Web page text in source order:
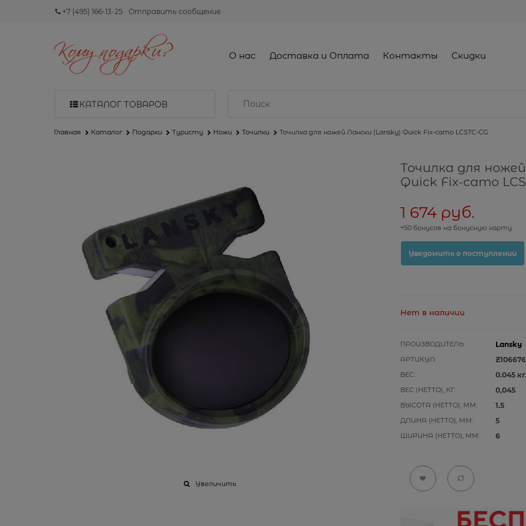
+7 (495) 166-13-25 Отправить сообщение
О нас Доставка и Оплата Контакты Скидки
КАТАЛОГ ТОВАРОВ
Главная Каталог Подарки Туристу Ножи Точилки Точилка для ножей Лански (Lansky) Quick Fix-camo LCSTC-CG
Увеличить
Точилка для
Quick Fix-camo
1 674 руб.
+50 бонусов на бонусную карту
Уведомить о поступлении
Нет в наличии
ПРОИЗВОДИТЕЛЬ: Lansky
АРТИКУЛ: Z106676
ВЕС: 0.045кг.
ВЕС (НЕТТО), КГ: 0,045
ВЫСОТА (НЕТТО), ММ: 1.5
ДЛИНА (НЕТТО), ММ: 5
ШИРИНА (НЕТТО), ММ: 6